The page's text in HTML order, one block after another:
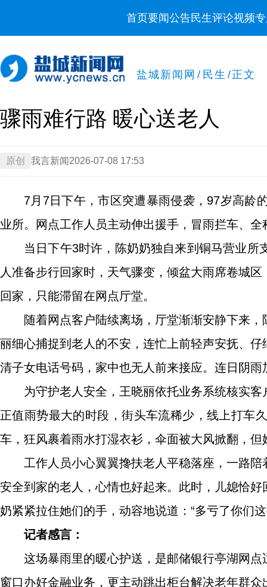
首页要闻公告民生评论视频
盐城新闻网 / 民生 /正文
骤雨难行路 暖心送老人
原创 我言新闻 2026-07-08 17:53
7月7日下午，市区突遭暴雨侵袭，97岁高龄
业所。网点工作人员主动伸出援手，冒雨拦车、
当日下午3时许，陈奶奶独自来到铜马营业
人准备步行回家时，天气骤变，倾盆大雨席卷城
回家，只能滞留在网点厅堂。
随着网点客户陆续离场，厅堂渐渐安静下来
丽细心捕捉到老人的不安，连忙上前轻声安抚、
清子女电话号码，家中也无人前来接应。连日阴
为守护老人安全，王晓丽依托业务系统核实
正值雨势最大的时段，街头车流稀少，线上打车
车，狂风裹着雨水打湿衣衫，伞面被大风掀翻，
工作人员小心翼翼搀扶老人平稳落座，一路
安全到家的老人，心情也好起来。此时，儿媳恰
奶紧紧拉住她们的手，动容地说道：“多亏了你们
记者感言：
这场暴雨里的暖心护送，是邮储银行亭湖网
窗口办好金融业务，更主动跳出柜台解决老年群